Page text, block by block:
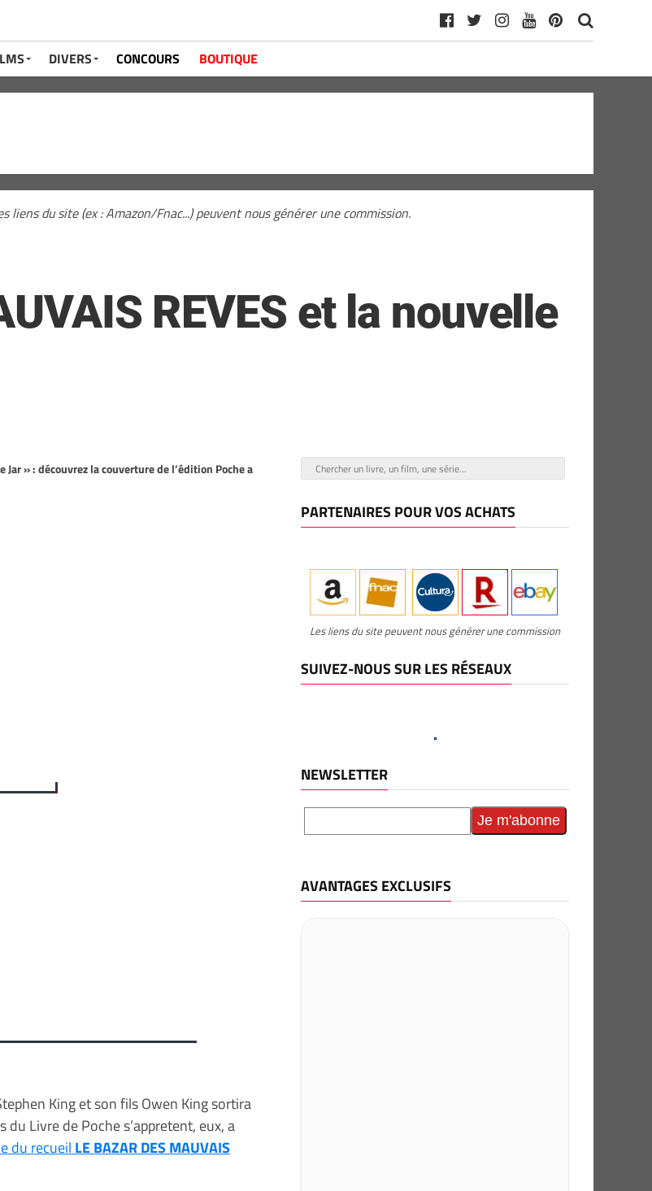
DIVERS CONCOURS BOUTIQUE
liens du site (ex : Amazon/Fnac...) peuvent nous générer une commission.
REVES et la nouvelle
Jar » : découvrez la couverture de l’édition Poche a
King et son fils Owen King sortira
Livre de Poche s’appretent, eux, a
du recueil LE BAZAR DES MAUVAIS
PARTENAIRES POUR VOS ACHATS
Les liens du site peuvent nous générer une commission
SUIVEZ-NOUS SUR LES RÉSEAUX
NEWSLETTER
AVANTAGES EXCLUSIFS